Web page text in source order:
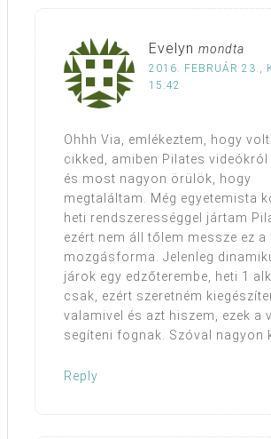
Evelyn mondta
2016. FEBRUÁR 23.,
15:42
Ohhh Via, emlékeztem, hogy
cikked, amiben Pilates
és most nagyon örülök, hogy
megtaláltam. Még egyetemista
heti rendszerességgel jártam
ezért nem áll tőlem messze ez a
mozgásforma. Jelenleg
járok egy edzőterembe, heti 1
csak, ezért szeretném
valamivel és azt hiszem, ezek a
segíteni fognak. Szóval nagyon
Reply